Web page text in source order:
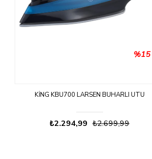
KING KBÜ700 LARSEN BUHARLI ÜTÜ
₺2.294,99 ₺2.699,99
%15